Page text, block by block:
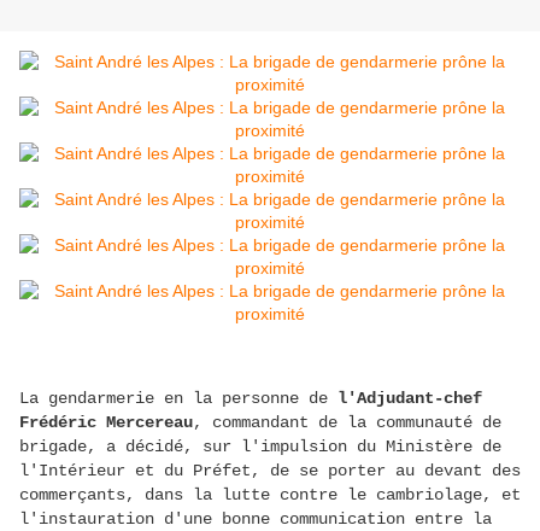
La gendarmerie en la personne de l'Adjudant-chef
Frédéric Mercereau, commandant de la communauté de
brigade, a décidé, sur l'impulsion du Ministère de
l'Intérieur et du Préfet, de se porter au devant des
commerçants, dans la lutte contre le cambriolage, et
l'instauration d'une bonne communication entre la